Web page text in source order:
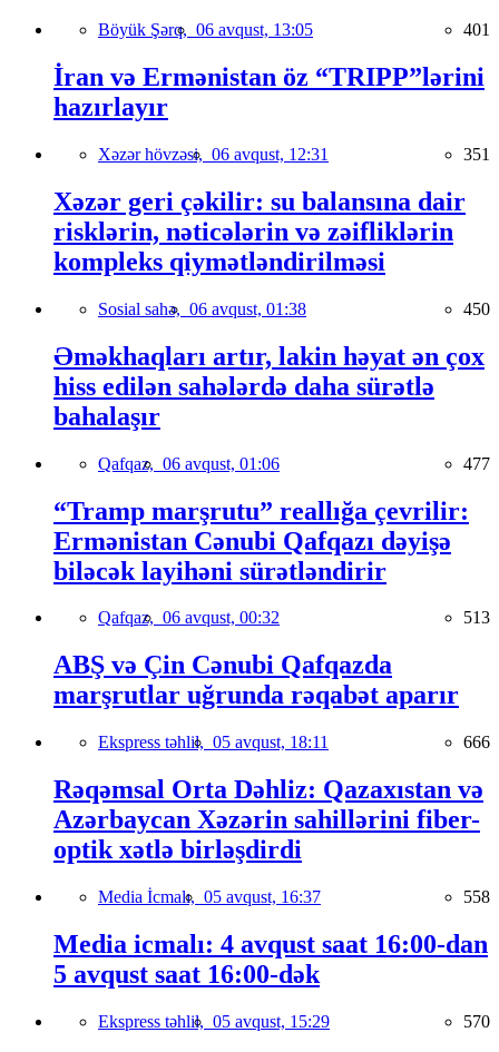
Böyük Şərq, 06 avqust, 13:05 401
İran və Ermənistan öz “TRIPP”lərini
hazırlayır
Xəzər hövzəsi, 06 avqust, 12:31 351
Xəzər geri çəkilir: su balansına dair
risklərin, nəticələrin və zəifliklərin
kompleks qiymətləndirilməsi
Sosial sahə, 06 avqust, 01:38 450
Əməkhaqları artır, lakin həyat ən çox
hiss edilən sahələrdə daha sürətlə
bahalaşır
Qafqaz, 06 avqust, 01:06 477
“Tramp marşrutu” reallığa çevrilir:
Ermənistan Cənubi Qafqazı dəyişə
biləcək layihəni sürətləndirir
Qafqaz, 06 avqust, 00:32 513
ABŞ və Çin Cənubi Qafqazda
marşrutlar uğrunda rəqabət aparır
Ekspress təhlil, 05 avqust, 18:11 666
Rəqəmsal Orta Dəhliz: Qazaxıstan və
Azərbaycan Xəzərin sahillərini fiber-
optik xətlə birləşdirdi
Media İcmalı, 05 avqust, 16:37 558
Media icmalı: 4 avqust saat 16:00-dan
5 avqust saat 16:00-dək
Ekspress təhlil, 05 avqust, 15:29 570